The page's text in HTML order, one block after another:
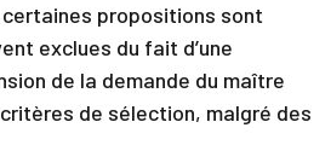
propositions sont
exclues du fait d’une
de la demande du maître
de sélection, malgré des